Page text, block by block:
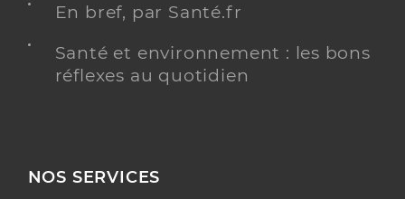
En bref, par Santé.fr
Santé et environnement : les bons
réflexes au quotidien
NOS SERVICES